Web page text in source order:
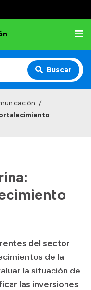
Buscar
/
del sector
de la
la situación de
las inversiones